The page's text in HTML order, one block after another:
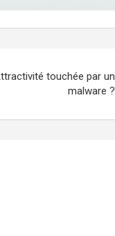
touchée par un
malware ?